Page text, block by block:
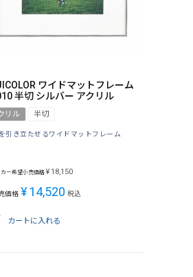
ワイドマットフレーム
半切 シルバー アクリル
リル 半切
引き立たせるワイドマットフレーム
カー希望小売価格 ¥ 18,150
価格 ¥14,520 税込
カートに入れる